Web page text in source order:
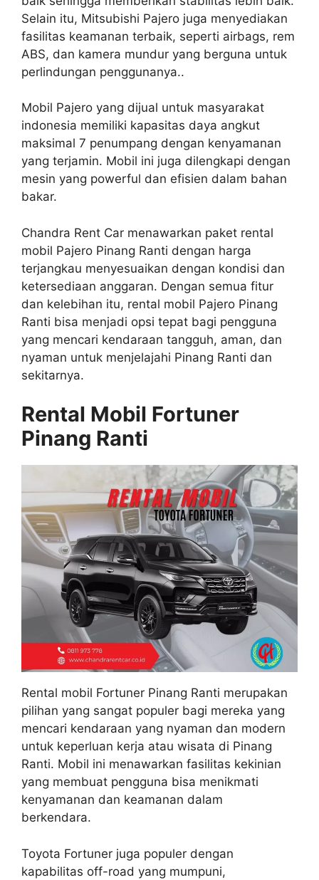
Selain itu, Mitsubishi Pajero juga menyediakan
fasilitas keamanan terbaik, seperti airbags, rem
ABS, dan kamera mundur yang berguna untuk
perlindungan penggunanya..
Mobil Pajero yang dijual untuk masyarakat
indonesia memiliki kapasitas daya angkut
maksimal 7 penumpang dengan kenyamanan
yang terjamin. Mobil ini juga dilengkapi dengan
mesin yang powerful dan efisien dalam bahan
bakar.
Chandra Rent Car menawarkan paket rental
mobil Pajero Pinang Ranti dengan harga
terjangkau menyesuaikan dengan kondisi dan
ketersediaan anggaran. Dengan semua fitur
dan kelebihan itu, rental mobil Pajero Pinang
Ranti bisa menjadi opsi tepat bagi pengguna
yang mencari kendaraan tangguh, aman, dan
nyaman untuk menjelajahi Pinang Ranti dan
sekitarnya.
Rental Mobil Fortuner
Pinang Ranti
Rental mobil Fortuner Pinang Ranti merupakan
pilihan yang sangat populer bagi mereka yang
mencari kendaraan yang nyaman dan modern
untuk keperluan kerja atau wisata di Pinang
Ranti. Mobil ini menawarkan fasilitas kekinian
yang membuat pengguna bisa menikmati
kenyamanan dan keamanan dalam
berkendara.
Toyota Fortuner juga populer dengan
kapabilitas off-road yang mumpuni,